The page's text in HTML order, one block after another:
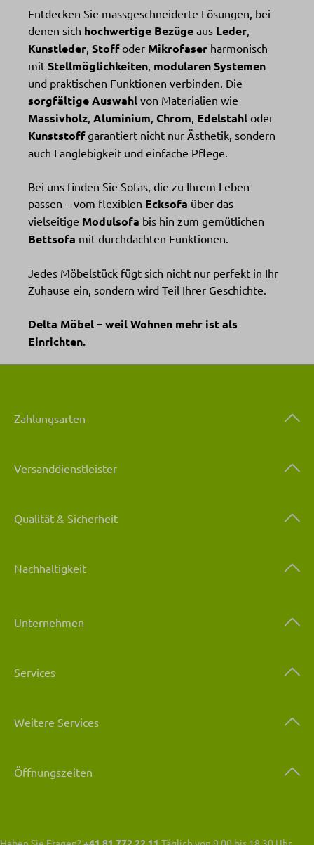
Entdecken Sie massgeschneiderte Lösungen, bei
denen sich hochwertige Bezüge aus Leder
Kunstleder Stoffoder Mikrofaser harmonisch
mit Stellmöglichkeiten modularen Systemen
und praktischen Funktionen verbinden. Die
sorgfältige Auswahl von Materialien wie
Massivholz Aluminium Chrom Edelstahl oder
Kunststoffgarantiert nicht nur Ästhetik, sondern
auch Langlebigkeit und einfache Pflege.
Bei uns finden Sie Sofas, die zu Ihrem Leben
passen – vom flexiblen Ecksofa über das
vielseitige Modulsofa bis hin zum gemütlichen
Bettsofa mit durchdachten Funktionen.
Jedes Möbelstück fügt sich nicht nur perfekt in Ihr
Zuhause ein, sondern wird Teil Ihrer Geschichte.
Delta Möbel – weil Wohnen mehr ist als
Einrichten.
Zahlungsarten
Versanddienstleister
Qualität & Sicherheit
Nachhaltigkeit
Unternehmen
Services
Weitere Services
Öffnungszeiten